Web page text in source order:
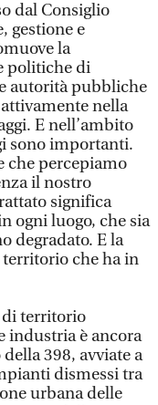
dal Consiglio
gestione e
la
politiche di
autorità pubbliche
nella
E nell’ambito
sono importanti.
che percepiamo
il nostro
significa
ogni luogo, che sia
degradato. E la
che ha in
di territorio
industria è ancora
398, avviate a
dismessi tra
urbana delle